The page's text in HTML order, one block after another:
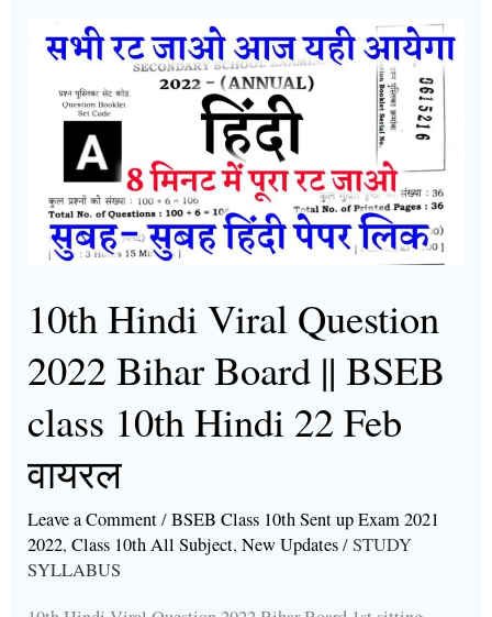
10th Hindi Viral Question
2022 Bihar Board || BSEB
class 10th Hindi 22 Feb
वायरल
Leave a Comment/BSEB Class 10th Sent up Exam 2021
2022,Class 10th All Subject,New Updates/STUDY
SYLLABUS
10th
Hindi
Viral
Question
Bihar
Board
class
10th
22
Feb
वायरल